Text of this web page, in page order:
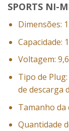
SPORTS NI-
Dimensões:
Capacidade:
Voltagem:
Tipo de
de descarga
Tamanho da
Quantidade